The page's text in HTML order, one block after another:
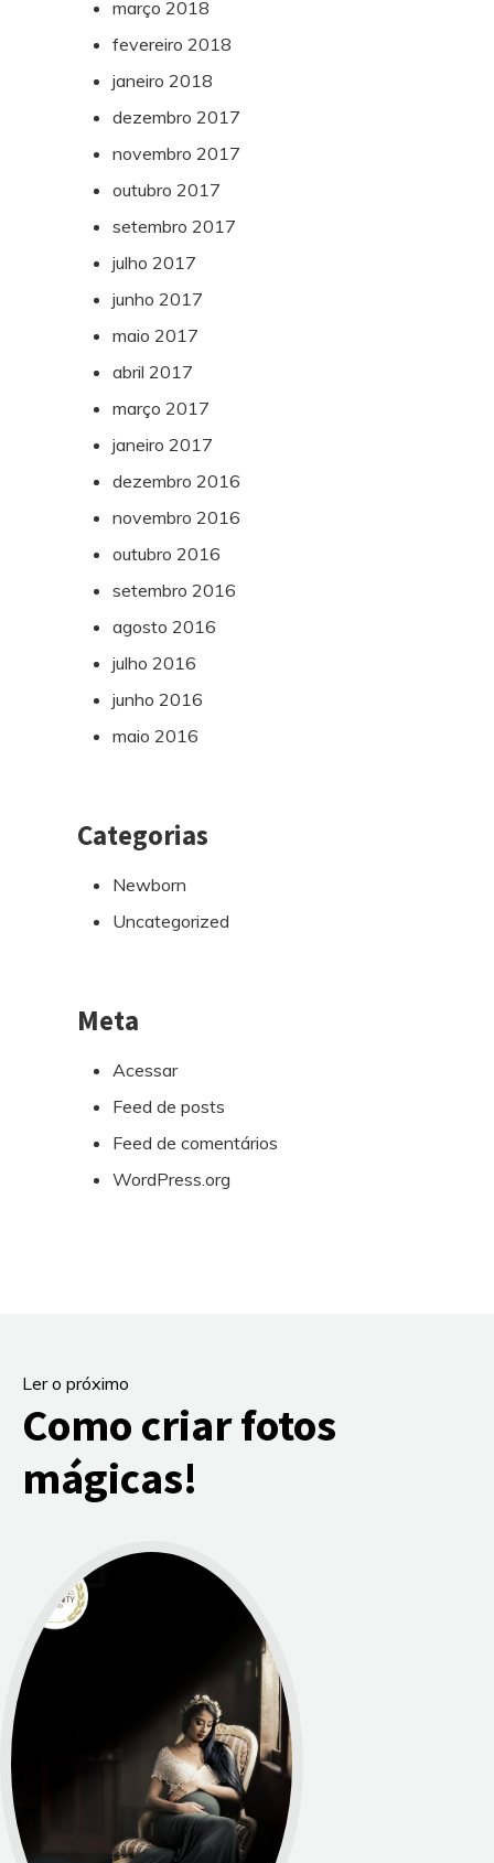
março 2018
fevereiro 2018
janeiro 2018
dezembro 2017
novembro 2017
outubro 2017
setembro 2017
julho 2017
junho 2017
maio 2017
abril 2017
março 2017
janeiro 2017
dezembro 2016
novembro 2016
outubro 2016
setembro 2016
agosto 2016
julho 2016
junho 2016
maio 2016
Categorias
Newborn
Uncategorized
Meta
Acessar
Feed de posts
Feed de comentários
WordPress.org
Ler o próximo
Como criar fotos
mágicas!